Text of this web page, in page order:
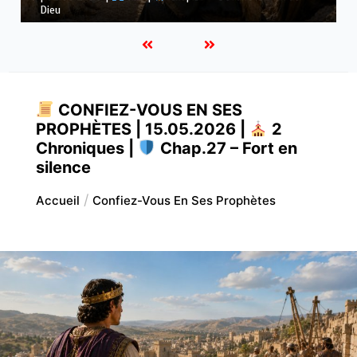
ses voies
CONFIEZ-VOUS EN SES
PROPHÈTES | 15.05.2026 |
2
Chroniques |
Chap.27 – Fort en
silence
Accueil Confiez-Vous En Ses Prophètes